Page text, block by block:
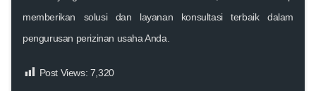
memberikan solusi dan layanan konsultasi terbaik dalam
pengurusan perizinan usaha Anda.
Post Views: 7,320